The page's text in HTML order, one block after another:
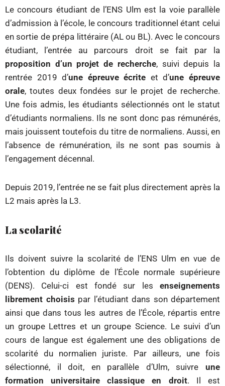
Le concours étudiant de l’ENS Ulm est la voie parallèle
d’admission à l’école, le concours traditionnel étant celui
en sortie de prépa littéraire (AL ou BL). Avec le concours
étudiant, l’entrée au parcours droit se fait par la
proposition d’un projet de recherche, suivi depuis la
rentrée 2019 d’une épreuve écrite et d’une épreuve
orale, toutes deux fondées sur le projet de recherche.
Une fois admis, les étudiants sélectionnés ont le statut
d’étudiants normaliens. Ils ne sont donc pas rémunérés,
mais jouissent toutefois du titre de normaliens. Aussi, en
l’absence de rémunération, ils ne sont pas soumis à
l’engagement décennal.
Depuis 2019, l’entrée ne se fait plus directement après la
L2 mais après la L3.
La scolarité
Ils doivent suivre la scolarité de l’ENS Ulm en vue de
l’obtention du diplôme de l’École normale supérieure
(DENS). Celui-ci est fondé sur les enseignements
librement choisis par l’étudiant dans son département
ainsi que dans tous les autres de l’École, répartis entre
un groupe Lettres et un groupe Science. Le suivi d’un
cours de langue est également une des obligations de
scolarité du normalien juriste. Par ailleurs, une fois
sélectionné, il doit, en parallèle d’Ulm, suivre une
formation universitaire classique en droit. Il est